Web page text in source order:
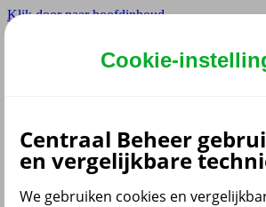
Klik door naar hoofdinhoud
Hoofdmenu navigatie
Adviseur
Partner
Cookie-
Centraal Beheer
en vergelijkbare
We gebruiken cookies en